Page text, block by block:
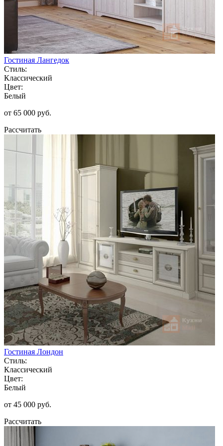
Гостиная Лангедок
Стиль:
Классический
Цвет:
Белый
от 65 000 руб.
Рассчитать
Гостиная Лондон
Стиль:
Классический
Цвет:
Белый
от 45 000 руб.
Рассчитать